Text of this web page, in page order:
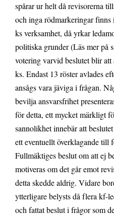
spårar ur helt då revisorerna
och inga rödmarkeringar finns
ks verksamhet, då yrkar
politiska grunder (Läs mer på
votering varvid beslutet blir
ks. Endast 13 röster avlades
ansågs vara jäviga i frågan.
bevilja ansvarsfrihet
för detta, ett mycket märkligt
sannolikhet innebär att
ett eventuellt överklagande till
Fullmäktiges beslut om att ej
motiveras om det går emot
detta skedde aldrig. Vidare
ytterligare belysts då flera kf-
och fattat beslut i frågor som